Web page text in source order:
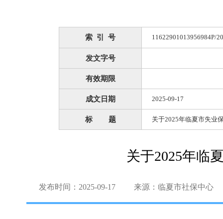
索 引 号 11622901013956984P/
发文字号
有效期限
成文日期 2025-09-17
标 题 关于2025年临夏市失业
关于2025年临
发布时间：2025-09-17 来源：临夏市社保中心